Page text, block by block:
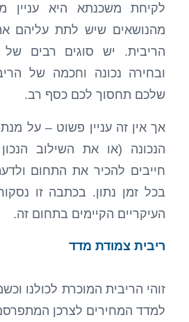
לקיחת משכנתא היא עניין
מהנושאים שיש לתת עליהם
הריבית. יש סוגים רבים של
ובחירה נכונה וחכמה של
שלכם תחסוך לכם כסף רב.
אך אין זה עניין פשוט – על
הנכונה (או את השילוב
חייבים להכיר את התחום
בכל זמן נתון. בכתבה זו
העיקריים הקיימים בתחום זה.
ריבית צמודת מדד
זוהי הריבית המוכרת לכולנו
למדד המחירים לצרכן